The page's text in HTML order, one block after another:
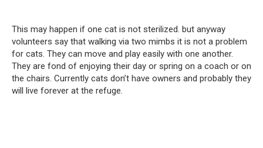
This may happen if one cat is not sterilized. but anyway
volunteers say that walking via two mimbs it is not a problem
for cats. They can move and play easily with one another.
They are fond of enjoying their day or spring on a coach or on
the chairs. Currently cats don’t have owners and probably they
will live forever at the refuge.